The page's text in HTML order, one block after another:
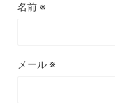
名前 ※
メール ※